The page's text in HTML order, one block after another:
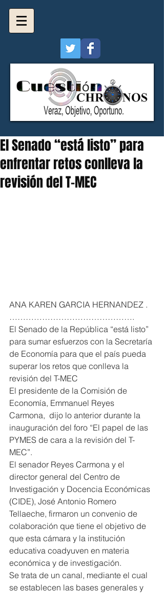
El Senado “está listo” para
enfrentar retos conlleva la
revisión del T-MEC
ANA KAREN GARCIA HERNANDEZ .
……………………………………….
El Senado de la República “está listo”
para sumar esfuerzos con la Secretaría
de Economía para que el país pueda
superar los retos que conlleva la
revisión del T-MEC
El presidente de la Comisión de
Economía, Emmanuel Reyes
Carmona,  dijo lo anterior durante la
inauguración del foro “El papel de las
PYMES de cara a la revisión del T-
MEC”.
El senador Reyes Carmona y el
director general del Centro de
Investigación y Docencia Económicas
(CIDE), José Antonio Romero
Tellaeche, firmaron un convenio de
colaboración que tiene el objetivo de
que esta cámara y la institución
educativa coadyuven en materia
económica y de investigación.
Se trata de un canal, mediante el cual
se establecen las bases generales y